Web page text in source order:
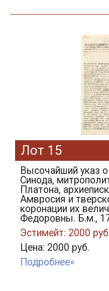
Лот 15
Высочайший указ
Синода,
Платона,
Амвросия и
коронации их
Федоровны. Б.м.,
Эстимейт: 2000
Цена: 2000 руб.
Подробнее»